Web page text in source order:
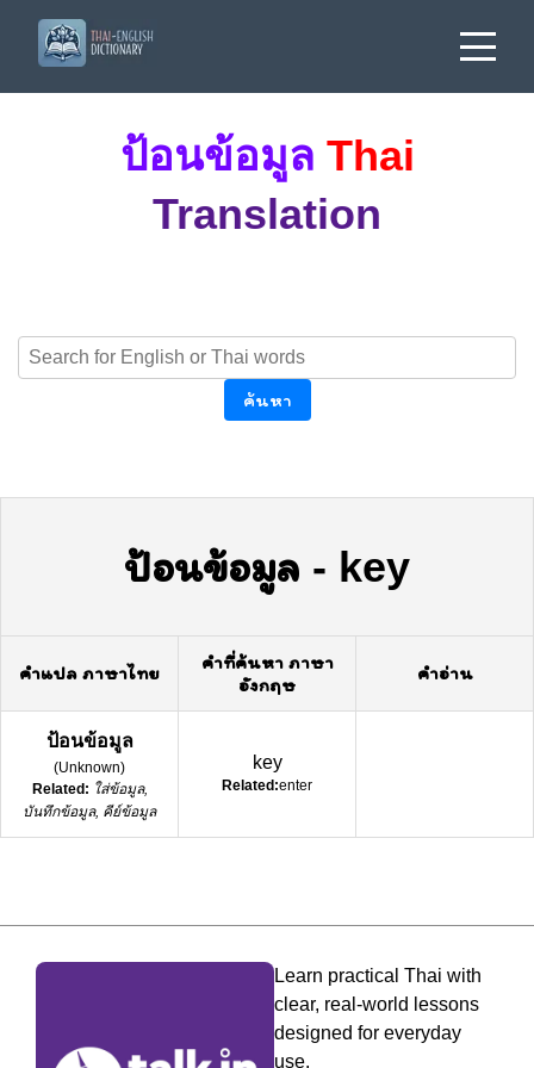
ป้อนข้อมูล Thai
Translation
ค้นหา
ป้อนข้อมูล - key
คำแปล ภาษาไทย
คำที่ค้นหา ภาษา
อังกฤษ
คำอ่าน
ป้อนข้อมูล
(Unknown)
Related: ใส่ข้อมูล,
บันทึกข้อมูล, คีย์ข้อมูล
key
Related:enter
Learn practical Thai with
clear, real-world lessons
designed for everyday
use.